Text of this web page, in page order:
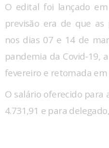
O edital foi lançado
previsão era de que as
nos dias 07 e 14 de
pandemia da Covid-19,
fevereiro e retomada em
O salário oferecido para
4.731,91 e para